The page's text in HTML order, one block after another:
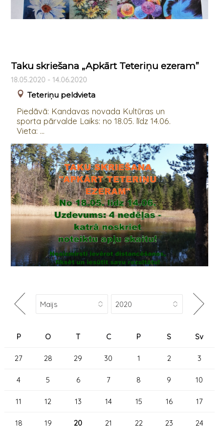
Taku skriešana „Apkārt Teteriņu ezeram”
18.05.2020 - 14.06.2020
Teteriņu peldvieta
Piedāvā: Kandavas novada Kultūras un
sporta pārvalde Laiks: no 18.05. līdz 14.06.
Vieta: ...
P O T C P S Sv
27 28 29 30 1 2 3
4 5 6 7 8 9 10
11 12 13 14 15 16 17
18 19 20 21 22 23 24